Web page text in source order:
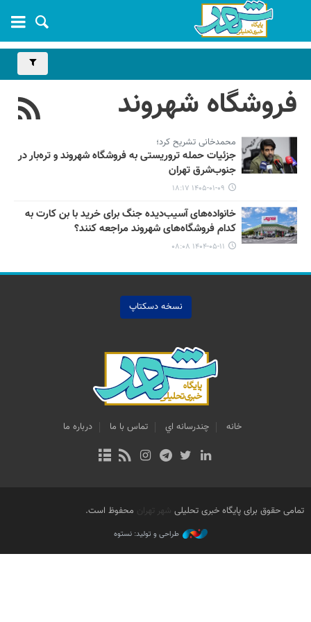
فروشگاه شهروند
محمدخانی تشریح کرد؛
جزئیات حمله تروریستی به فروشگاه شهروند و تره‌بار در
جنوب‌شرق تهران
۱۴۰۵-۰۱-۰۹ ۱۸:۱۷
خانواده‌های آسیب‌دیده جنگ برای خرید با بن کارت به
کدام فروشگاه‌های شهروند مراجعه کنند؟
۱۴۰۴-۰۵-۱۱ ۰۸:۰۸
نسخه دسکتاپ
خانه چندرسانه اي تماس با ما درباره ما
تمامی حقوق برای پایگاه خبری تحلیلی شهر تهران محفوظ است.
طراحی و تولید: نستوه